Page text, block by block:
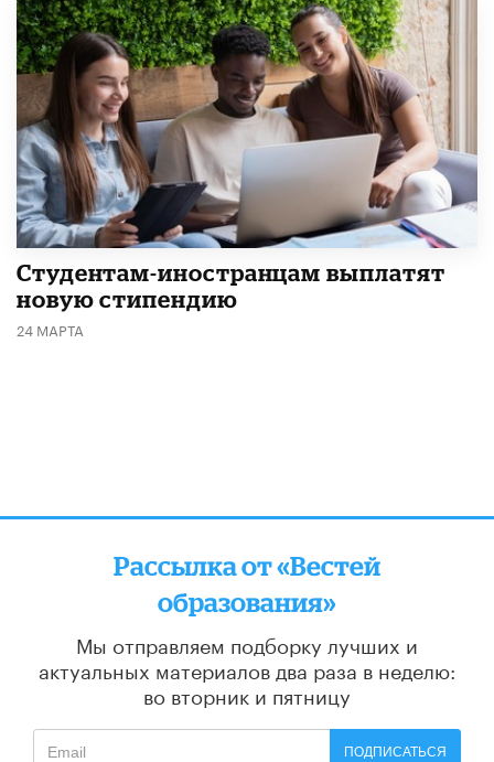
Студентам-иностранцам выплатят
новую стипендию
24 МАРТА
Рассылка от «Вестей
образования»
Мы отправляем подборку лучших и
актуальных материалов два раза в неделю:
во вторник и пятницу
ПОДПИСАТЬСЯ